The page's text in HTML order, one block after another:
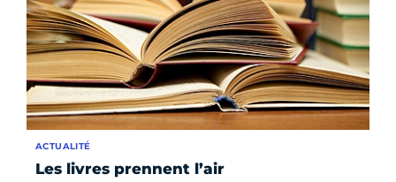
Les livres prennent l’air
ACTUALITÉ